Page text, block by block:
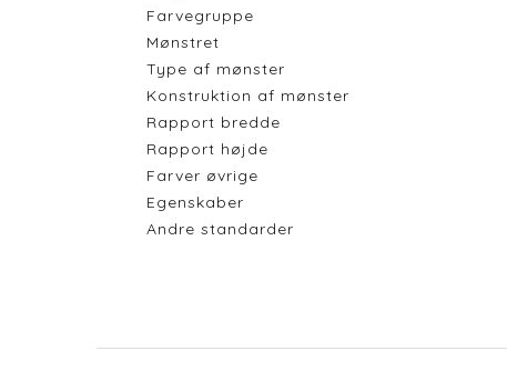
Farvegruppe
Mønstret
Type af mønster
Konstruktion af mønster
Rapport bredde
Rapport højde
Farver øvrige
Egenskaber
Andre standarder